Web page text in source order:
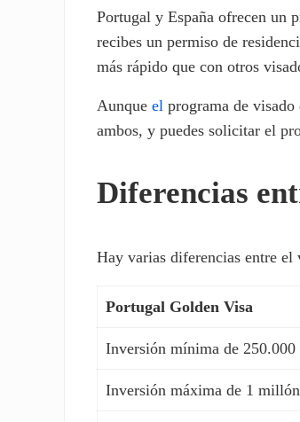
Portugal y España ofrecen un
recibes un permiso de
más rápido que con otros
Aunqueel programa de
ambos, y puedes solicitar el
Diferencias
Hay varias diferencias entre el
Portugal Golden Visa
Inversión mínima de 250.000
Inversión máxima de 1